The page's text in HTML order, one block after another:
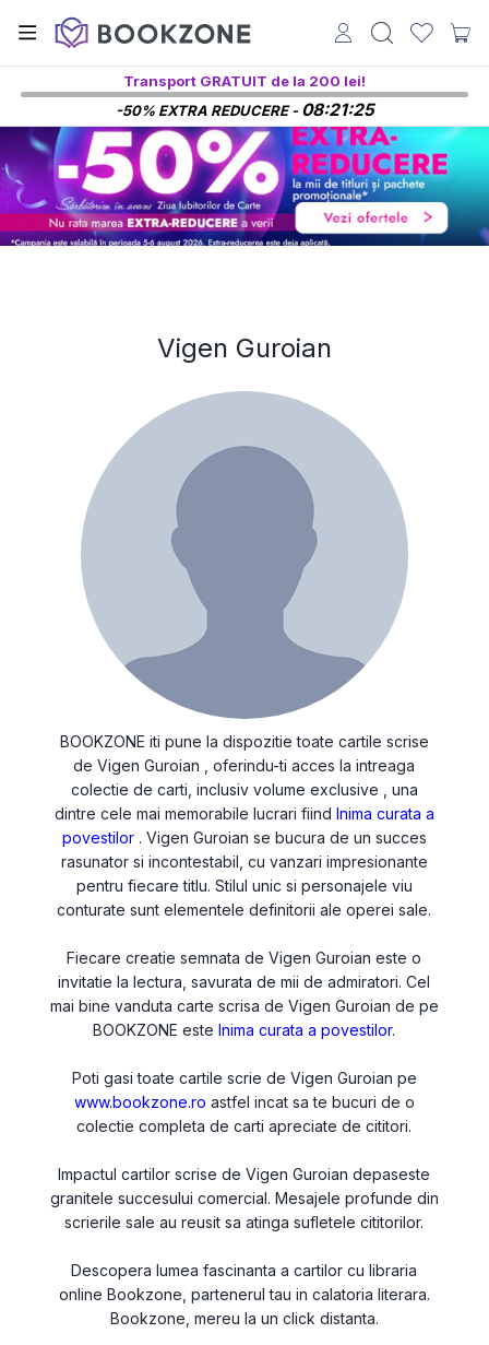
Transport GRATUIT de la 200 lei!
-50% EXTRA REDUCERE -08:21:25
Vigen Guroian
BOOKZONE iti pune la dispozitie toate cartile scrise
de Vigen Guroian , oferindu-ti acces la intreaga
colectie de carti, inclusiv volume exclusive , una
dintre cele mai memorabile lucrari fiind Inima curata a
povestilor. Vigen Guroian se bucura de un succes
rasunator si incontestabil, cu vanzari impresionante
pentru fiecare titlu. Stilul unic si personajele viu
conturate sunt elementele definitorii ale operei sale.
Fiecare creatie semnata de Vigen Guroian este o
invitatie la lectura, savurata de mii de admiratori. Cel
mai bine vanduta carte scrisa de Vigen Guroian de pe
BOOKZONE esteInima curata a povestilor.
Poti gasi toate cartile scrie de Vigen Guroian pe
www.bookzone.ro astfel incat sa te bucuri de o
colectie completa de carti apreciate de cititori.
Impactul cartilor scrise de Vigen Guroian depaseste
granitele succesului comercial. Mesajele profunde din
scrierile sale au reusit sa atinga sufletele cititorilor.
Descopera lumea fascinanta a cartilor cu libraria
online Bookzone, partenerul tau in calatoria literara.
Bookzone, mereu la un click distanta.